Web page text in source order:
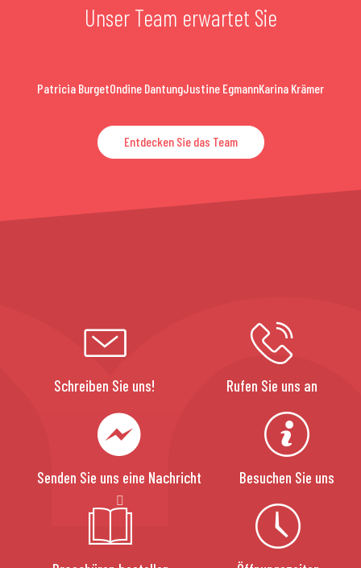
Unser Team erwartet Sie
Patricia BurgetOndine DantungJustine EgmannKarina Krämer
Entdecken Sie das Team
Schreiben Sie uns! Rufen Sie uns an
Senden Sie uns eine Nachricht Besuchen Sie uns